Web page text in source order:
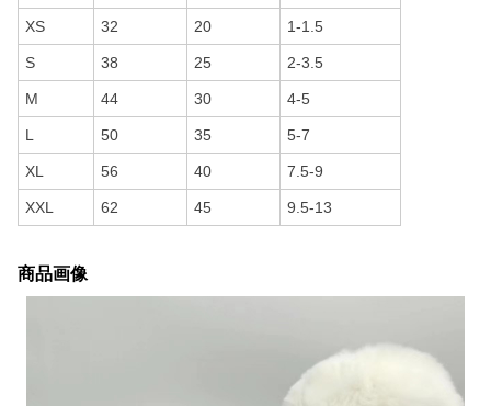
XS 32 20 1-1.5
S 38 25 2-3.5
M 44 30 4-5
L 50 35 5-7
XL 56 40 7.5-9
XXL 62 45 9.5-13
商品画像